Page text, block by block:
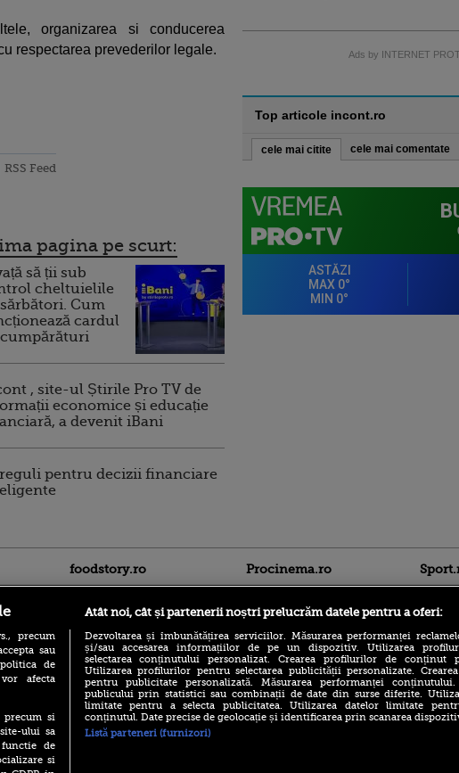
organizarea si conducerea
respectarea prevederilor legale.
RSS Feed
pagina pe scurt:
să ții sub
cheltuielile
Cum
cardul
, site-ul Știrile Pro TV de
economice și educație
a devenit iBani
pentru decizii financiare
Ads by INTERNET
Top articole incont.ro
cele mai citite cele mai comentate
foodstory.ro
(P) Descoperă Lumea
Evenimentelor din România
cu Transilvania Events!
Procinema.ro
Emoții intense pentru
Sebastian Stan! Iubita lui,
Gigi
pentru
privire
precum
sau
de
afecta
precum si
ului sa
de
si
Atât noi, cât și partenerii noștri prelucrăm datele pentru a oferi:
Dezvoltarea și îmbunătățirea serviciilor. Măsurarea performanței
și/sau accesarea informațiilor de pe un dispozitiv. Utilizarea
selectarea conținutului personalizat. Crearea profilurilor de conținut
Utilizarea profilurilor pentru selectarea publicității personalizate.
pentru publicitate personalizată. Măsurarea performanței conținutului.
publicului prin statistici sau combinații de date din surse diferite.
limitate pentru a selecta publicitatea. Utilizarea datelor limitate
conținutul. Date precise de geolocație și identificarea prin scanarea
Listă parteneri (furnizori)